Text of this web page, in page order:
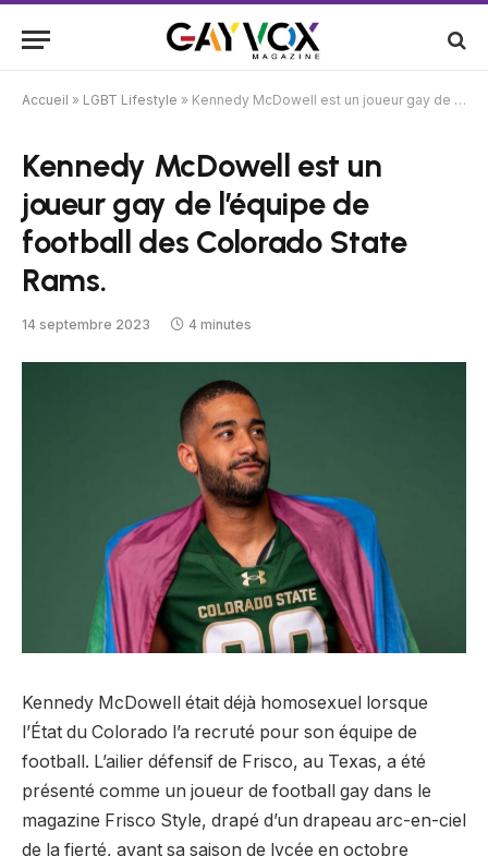
Accueil » LGBT Lifestyle » Kennedy McDowell est un joueur gay de l’équipe de football des Colorado State Rams.
Kennedy McDowell est un
joueur gay de l’équipe de
football des Colorado State
Rams.
14 septembre 2023 4 minutes
Kennedy McDowell était déjà homosexuel lorsque
l’État du Colorado l’a recruté pour son équipe de
football. L’ailier défensif de Frisco, au Texas, a été
présenté comme un joueur de football gay dans le
magazine Frisco Style, drapé d’un drapeau arc-en-ciel
de la fierté, avant sa saison de lycée en octobre